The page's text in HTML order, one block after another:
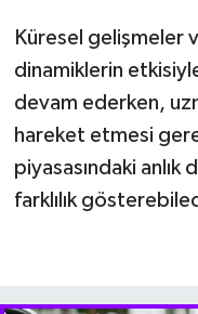
Küresel gelişmeler
dinamiklerin
devam ederken,
hareket etmesi
piyasasındaki
farklılık